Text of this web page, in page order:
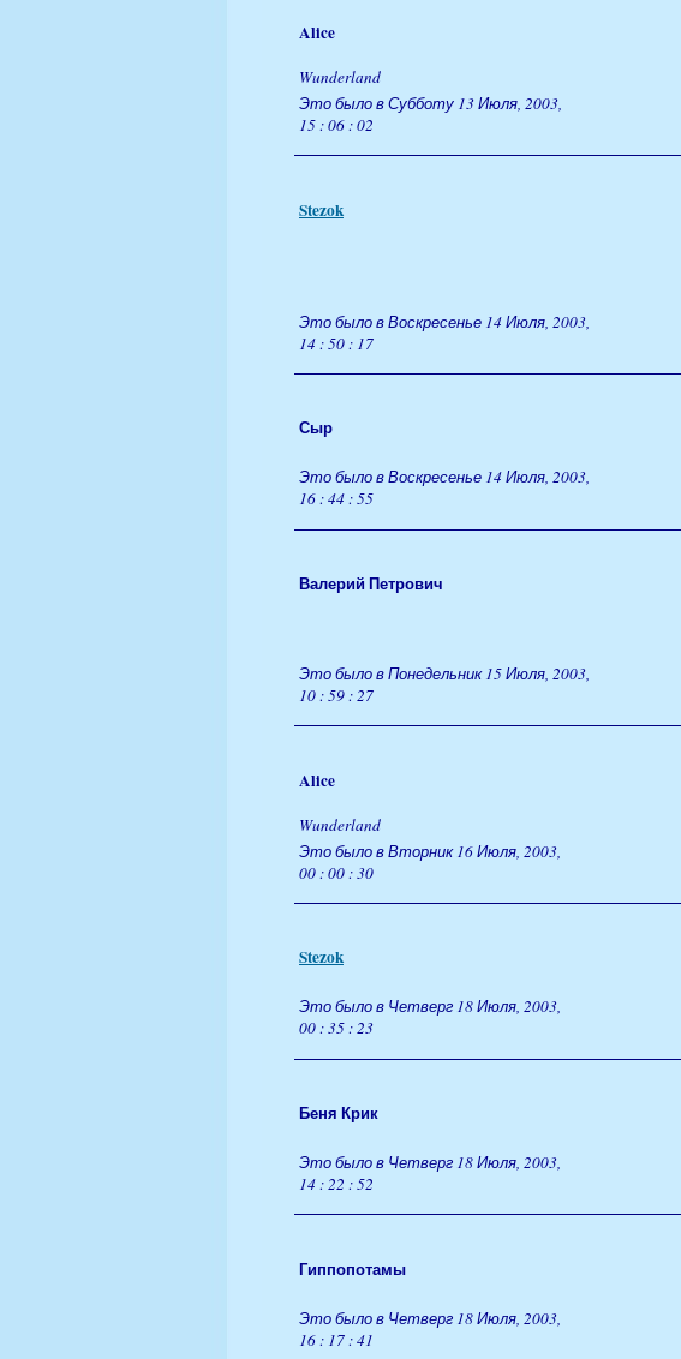
Alice
Wunderland
Это было в Субботу 13 Июля, 2003,
15 : 06 : 02
Stezok
Это было в Воскресенье 14 Июля, 2003,
14 : 50 : 17
Сыр
Это было в Воскресенье 14 Июля, 2003,
16 : 44 : 55
Валерий Петрович
Это было в Понедельник 15 Июля, 2003,
10 : 59 : 27
Alice
Wunderland
Это было в Вторник 16 Июля, 2003,
00 : 00 : 30
Stezok
Это было в Четверг 18 Июля, 2003,
00 : 35 : 23
Беня Крик
Это было в Четверг 18 Июля, 2003,
14 : 22 : 52
Гиппопотамы
Это было в Четверг 18 Июля, 2003,
16 : 17 : 41